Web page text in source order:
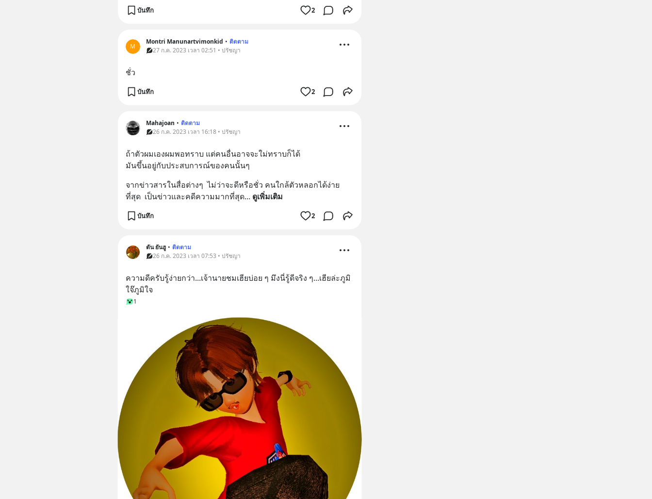
บันทึก 2
M
Montri Manunartvimonkid • ติดตาม
27 ก.ค. 2023 เวลา 02:51 • ปรัชญา
ชั่ว
บันทึก 2
Mahajoan • ติดตาม
26 ก.ค. 2023 เวลา 16:18 • ปรัชญา
ถ้าตัวผมเองผมพอทราบ แต่คนอื่นอาจจะใม่ทราบก็ได้
มันขึ้นอยู่กับประสบการณ์ของคนนั้นๆ
จากข่าวสารในสื่อต่างๆ  ไม่ว่าจะดีหรือชั่ว คนใกล้ตัวหลอกได้ง่าย
ที่สุด  เป็นข่าวและคดีความมากที่สุด... ดูเพิ่มเติม
บันทึก 2
ตัน ยันฮู • ติดตาม
26 ก.ค. 2023 เวลา 07:53 • ปรัชญา
ความดีครับรู้ง่ายกว่า...เจ้านายชมเฮียบ่อย ๆ มึงนี่รู้ดีจริง ๆ...เฮียล่ะภูมิ
ใจ๊ภูมิใจ
1